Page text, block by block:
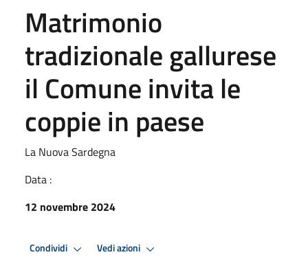
Matrimonio
tradizionale gallurese
il Comune invita le
coppie in paese
La Nuova Sardegna
Data :
12 novembre 2024
Condividi Vedi azioni